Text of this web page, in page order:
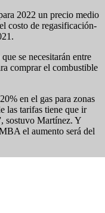
2022 un precio medio
costo de regasificación-
se necesitarán entre
comprar el combustible
en el gas para zonas
las tarifas tiene que ir
sostuvo Martínez. Y
el aumento será del